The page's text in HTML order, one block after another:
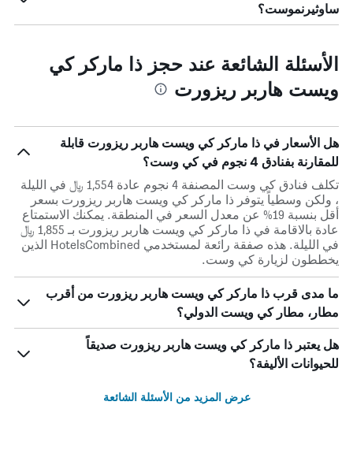
ساوثيرنموست؟
الأسئلة الشائعة عند حجز ذا ماركر كي
ويست هاربر ريزورت
هل الأسعار في ذا ماركر كي ويست هاربر ريزورت قابلة
للمقارنة بفنادق 4 نجوم في كي وست؟
تكلف فنادق كي وست المصنفة 4 نجوم عادة 1,554 ﷼ في الليلة
، ولكن وسطياً يتوفر ذا ماركر كي ويست هاربر ريزورت بسعر
أقل بنسبة 19% عن معدل السعر في المنطقة. يمكنك الاستمتاع
عادة بالاقامة في ذا ماركر كي ويست هاربر ريزورت بـ 1,855 ﷼
في الليلة. هذه صفقة رائعة لمستخدمي HotelsCombined الذين
يخططون لزيارة كي وست.
ما مدى قرب ذا ماركر كي ويست هاربر ريزورت من أقرب
مطار، مطار كي ويست الدولي؟
هل يعتبر ذا ماركر كي ويست هاربر ريزورت صديقاً
للحيوانات الأليفة؟
عرض المزيد من الأسئلة الشائعة